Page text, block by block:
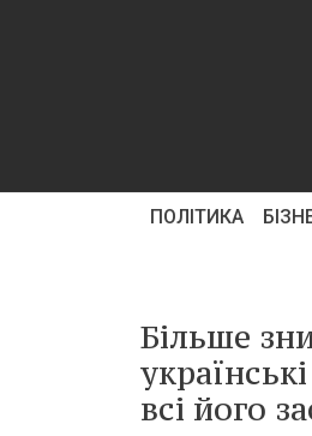
ПОЛІТИКА
Більше
всі його